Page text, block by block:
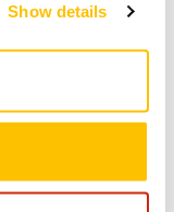
Show details